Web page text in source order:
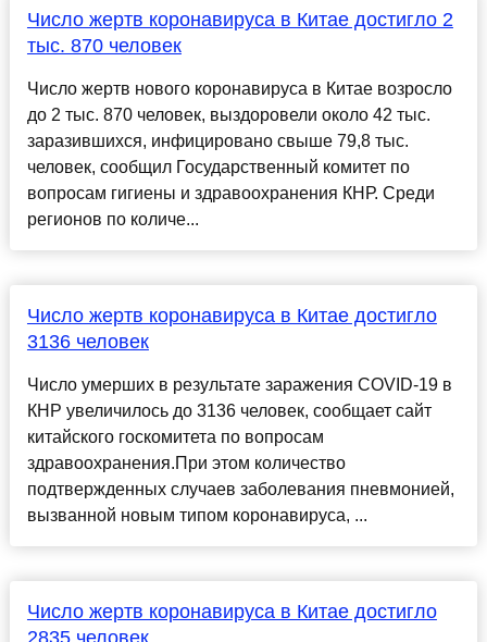
Число жертв коронавируса в Китае достигло 2
тыс. 870 человек
Число жертв нового коронавируса в Китае возросло
до 2 тыс. 870 человек, выздоровели около 42 тыс.
заразившихся, инфицировано свыше 79,8 тыс.
человек, сообщил Государственный комитет по
вопросам гигиены и здравоохранения КНР. Среди
регионов по количе...
Число жертв коронавируса в Китае достигло
3136 человек
Число умерших в результате заражения COVID-19 в
КНР увеличилось до 3136 человек, сообщает сайт
китайского госкомитета по вопросам
здравоохранения.При этом количество
подтвержденных случаев заболевания пневмонией,
вызванной новым типом коронавируса, ...
Число жертв коронавируса в Китае достигло